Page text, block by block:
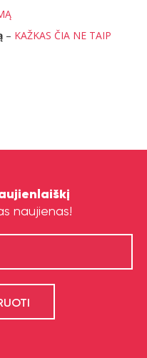
– KAŽKAS ČIA NE TAIP
naujienas!